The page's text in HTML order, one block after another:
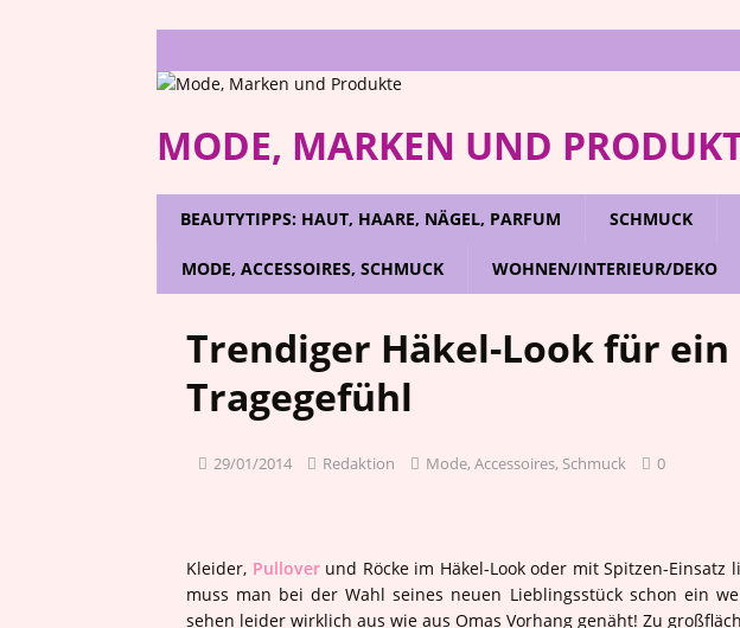
MODE, MARKEN UND
BEAUTYTIPPS: HAUT, HAARE, NÄGEL, PARFUM SCHMUCK
MODE, ACCESSOIRES, SCHMUCK WOHNEN/INTERIEUR/DEKO
Trendiger Häkel-Look für
Tragegefühl
29/01/2014 Redaktion Mode, Accessoires, Schmuck 0
Kleider, Pulloverund Röcke im Häkel-Look oder mit Spitzen-Einsatz
muss man bei der Wahl seines neuen Lieblingsstück schon ein
sehen leider wirklich aus wie aus Omas Vorhang genäht! Zu